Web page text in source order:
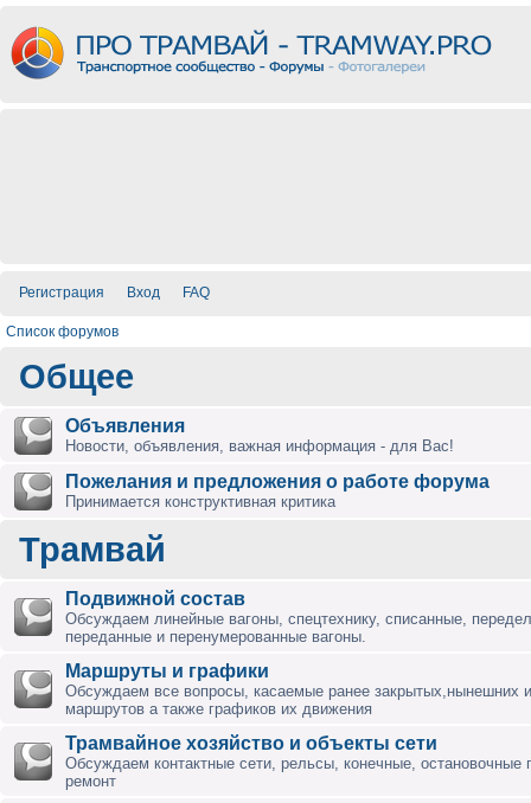
Регистрация Вход FAQ
Список форумов
Общее
Объявления
Новости, объявления, важная информация - для Вас!
Пожелания и предложения о работе форума
Принимается конструктивная критика
Трамвай
Подвижной состав
Обсуждаем линейные вагоны, спецтехнику, списанные,
переданные и перенумерованные вагоны.
Маршруты и графики
Обсуждаем все вопросы, касаемые ранее закрытых,нынешних
маршрутов а также графиков их движения
Трамвайное хозяйство и объекты сети
Обсуждаем контактные сети, рельсы, конечные, остановочные
ремонт